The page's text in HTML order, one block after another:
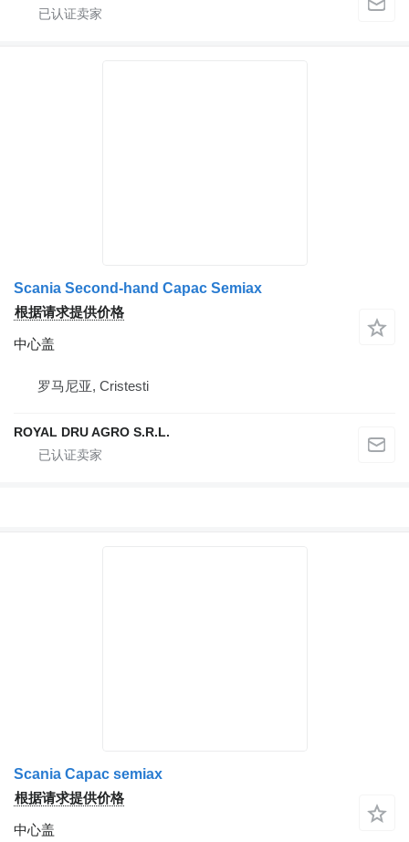
Scania Second-hand Capac Semiax
根据请求提供价格
中心盖
罗马尼亚, Cristesti
ROYAL DRU AGRO S.R.L.
Scania Capac semiax
根据请求提供价格
中心盖